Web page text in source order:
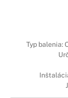
Typ balenia: